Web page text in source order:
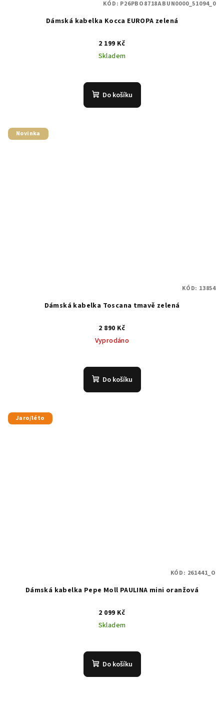
Dámská kabelka Kocca EUROPA zelená
2 199 Kč
Skladem
Do košíku
KÓD: P26PBO8718ABUN0000_51094_0
Novinka
Dámská kabelka Toscana tmavě zelená
2 890 Kč
Vyprodáno
Do košíku
KÓD: 13854
Jaro/léto
Dámská kabelka Pepe Moll PAULINA mini oranžová
2 099 Kč
Skladem
Do košíku
KÓD: 261441_O